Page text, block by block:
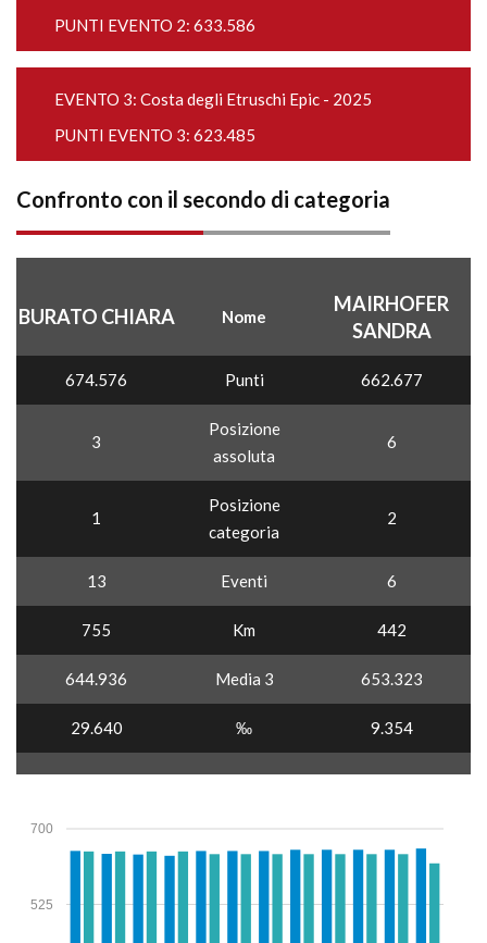
PUNTI EVENTO 2: 633.586
EVENTO 3: Costa degli Etruschi Epic - 2025
PUNTI EVENTO 3: 623.485
Confronto con il secondo di categoria
BURATO CHIARA Nome
MAIRHOFER
SANDRA
674.576 Punti 662.677
3
Posizione
assoluta
6
1
Posizione
categoria
2
13 Eventi 6
755 Km 442
644.936 Media 3 653.323
29.640 ‰ 9.354
525
700